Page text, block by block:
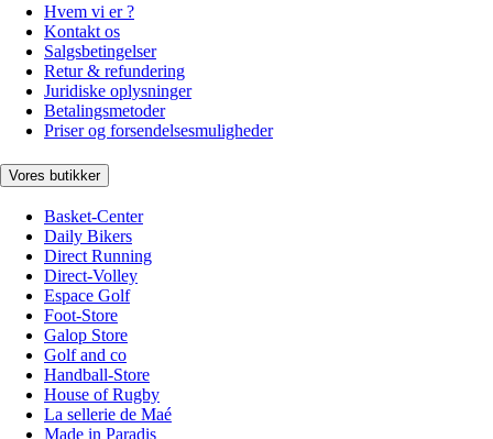
Hvem vi er ?
Kontakt os
Salgsbetingelser
Retur & refundering
Juridiske oplysninger
Betalingsmetoder
Priser og forsendelsesmuligheder
Vores butikker
Basket-Center
Daily Bikers
Direct Running
Direct-Volley
Espace Golf
Foot-Store
Galop Store
Golf and co
Handball-Store
House of Rugby
La sellerie de Maé
Made in Paradis